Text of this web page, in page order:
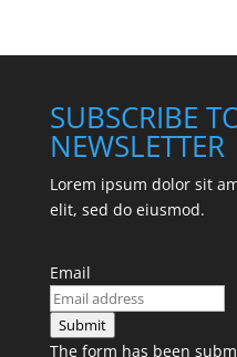
SUBSCRIBE
NEWSLETTER
Lorem ipsum dolor sit
elit, sed do eiusmod.
Email
Submit
The form has been